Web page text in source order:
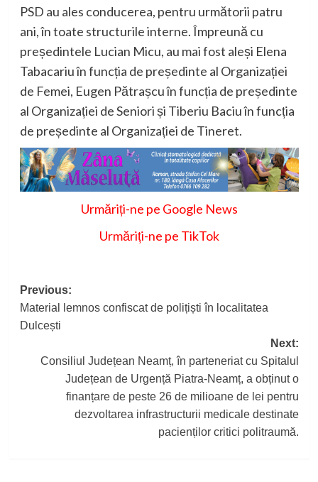
PSD au ales conducerea, pentru următorii patru
ani, în toate structurile interne. Împreună cu
președintele Lucian Micu, au mai fost aleși Elena
Tabacariu în funcția de președinte al Organizației
de Femei, Eugen Pătrașcu în funcția de președinte
al Organizației de Seniori și Tiberiu Baciu în funcția
de președinte al Organizației de Tineret.
Urmăriți-ne pe Google News
Urmăriți-ne pe TikTok
Post
navigation
Previous:
Material lemnos confiscat de polițiști în localitatea
Dulcești
Next:
Consiliul Județean Neamț, în parteneriat cu Spitalul
Județean de Urgență Piatra-Neamț, a obținut o
finanțare de peste 26 de milioane de lei pentru
dezvoltarea infrastructurii medicale destinate
pacienților critici politraumă.